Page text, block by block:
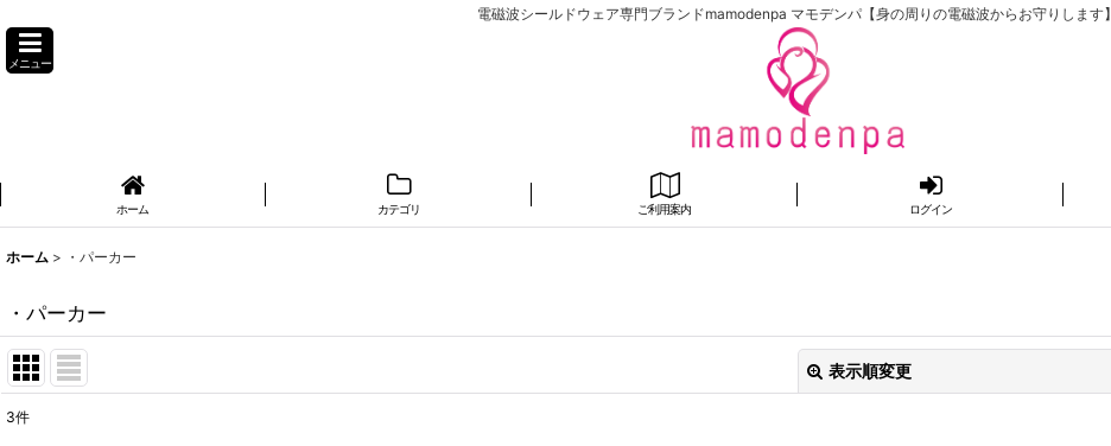
電磁波シールドウェア専門ブランドmamodenpa マモデンパ【身の周りの電磁波からお守りします】
メニュー
ホーム カテゴリ ご利用案内 ログイン
ホーム > ・パーカー
・パーカー
表示順変更
3件